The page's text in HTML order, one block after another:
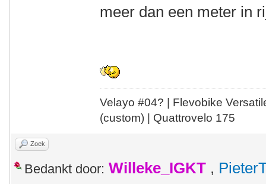
meer dan een meter in
Velayo #04? | Flevobike
(custom) | Quattrovelo 175
Zoek
Bedankt door: Willeke_IGKT ,